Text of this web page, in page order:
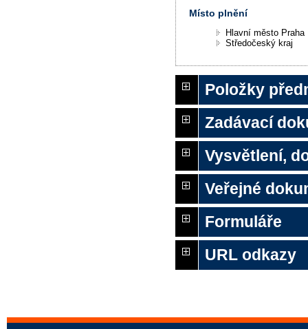
Místo plnění
Hlavní město Praha
Středočeský kraj
Položky
Zadávací
Vysvětlení,
Veřejné
Formuláře
URL odkazy